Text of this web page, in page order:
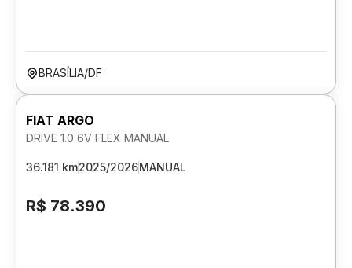
BRASÍLIA/DF
FIAT ARGO
DRIVE 1.0 6V FLEX MANUAL
36.181 km2025/2026MANUAL
R$ 78.390